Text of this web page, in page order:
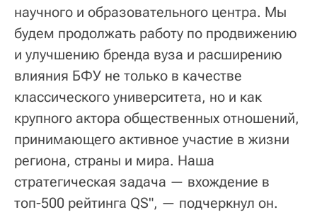
научного и образовательного центра. Мы
будем продолжать работу по продвижению
и улучшению бренда вуза и расширению
влияния БФУ не только в качестве
классического университета, но и как
крупного актора общественных отношений,
принимающего активное участие в жизни
региона, страны и мира. Наша
стратегическая задача — вхождение в
топ-500 рейтинга QS", — подчеркнул он.